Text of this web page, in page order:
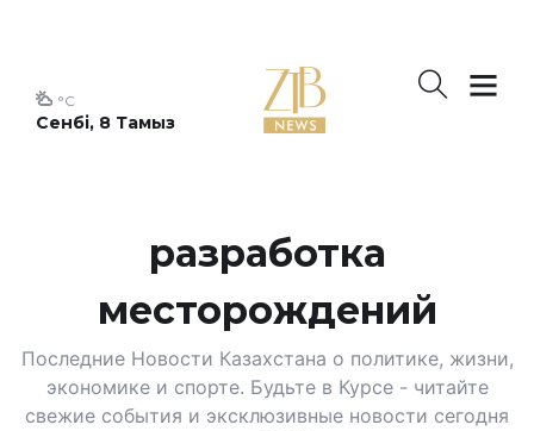
Сенбі, 8 Тамыз
°C
разработка
месторождений
Последние Новости Казахстана о политике, жизни,
экономике и спорте. Будьте в Курсе - читайте
свежие события и эксклюзивные новости сегодня